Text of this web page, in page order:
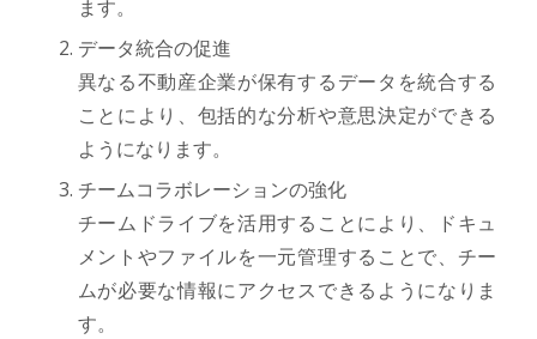
ます。
データ統合の促進
異なる不動産企業が保有するデータを統合する
ことにより、包括的な分析や意思決定ができる
ようになります。
チームコラボレーションの強化
チームドライブを活用することにより、ドキュ
メントやファイルを一元管理することで、チー
ムが必要な情報にアクセスできるようになりま
す。